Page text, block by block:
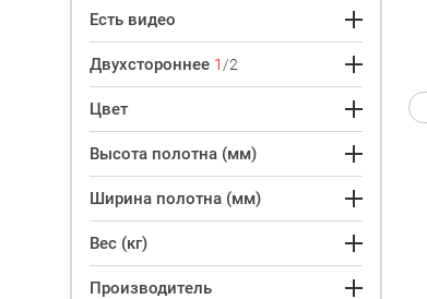
Есть видео
Двухстороннее 1 /2
Цвет
Высота полотна (мм)
Ширина полотна (мм)
Вес (кг)
Производитель